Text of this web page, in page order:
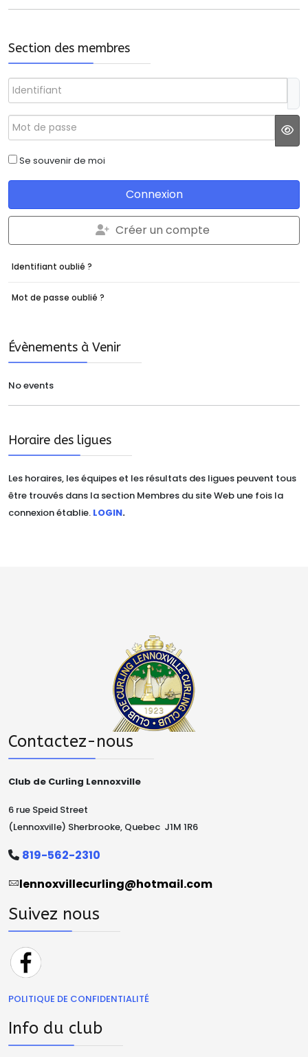
Section des membres
Identifiant
Mot de passe
Se souvenir de moi
Connexion
Créer un compte
Identifiant oublié ?
Mot de passe oublié ?
Évènements à Venir
No events
Horaire des ligues
Les horaires, les équipes et les résultats des ligues peuvent tous
être trouvés dans la section Membres du site Web une fois la
connexion établie. LOGIN.
Contactez-nous
Club de Curling Lennoxville
6 rue Speid Street
(Lennoxville) Sherbrooke, Quebec J1M 1R6
819-562-2310
lennoxvillecurling@hotmail.com
Suivez nous
POLITIQUE DE CONFIDENTIALITÉ
Info du club